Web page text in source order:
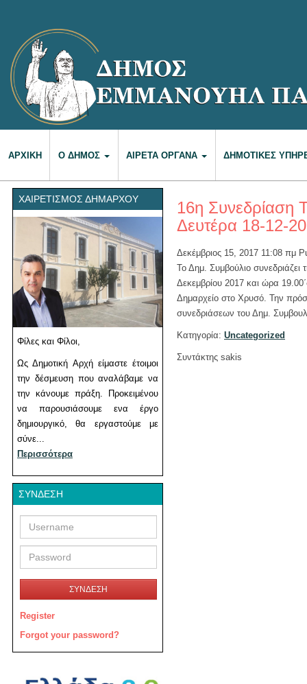
ΑΡΧΙΚΉ Ο ΔΉΜΟΣ ΑΙΡΕΤΆ ΌΡΓΑΝΑ ΔΗΜΟΤΙΚΈΣ
ΧΑΙΡΕΤΙΣΜΌΣ ΔΗΜΆΡΧΟΥ
Φίλες και Φίλοι,
Ως Δημοτική Αρχή είμαστε έτοιμοι
την δέσμευση που αναλάβαμε να
την κάνουμε πράξη. Προκειμένου
να παρουσιάσουμε ενα έργο
δημιουργικό, θα εργαστούμε με
σύνε...
Περισσότερα
ΣΎΝΔΕΣΗ
ΣΥΝΔΕΣΗ
Register
Forgot your password?
16η Συνεδρίαση
Δευτέρα 18-12-
Δεκέμβριος 15, 2017 11:08 πμ
Το Δημ. Συμβούλιο συνεδριάζει
Δεκεμβρίου 2017 και ώρα
Δημαρχείο στο Χρυσό. Την
συνεδριάσεων του Δημ.
Κατηγορία: Uncategorized
Συντάκτης sakis